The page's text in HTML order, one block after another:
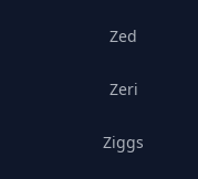
Zed
Zeri
Ziggs